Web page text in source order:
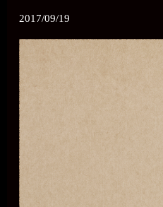
2017/09/19